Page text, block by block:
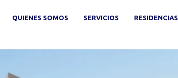
QUIENES SOMOS SERVICIOS RESIDENCIAS